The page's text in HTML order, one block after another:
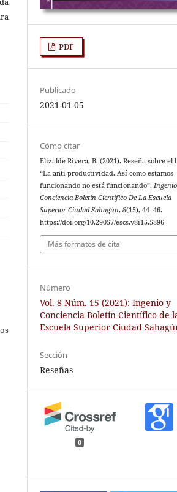
PDF
Publicado
2021-01-05
Cómo citar
Elizalde Rivera, B. (2021). Reseña sobre el
“La anti-productividad. Así como estamos
funcionando no está funcionando”.
Conciencia Boletín Científico De La Escuela
Superior Ciudad Sahagún,8(15), 44–46.
https://doi.org/10.29057/escs.v8i15.5896
Más formatos de cita
Número
Vol. 8 Núm. 15 (2021): Ingenio y
Conciencia Boletín Científico de
Escuela Superior Ciudad
Sección
Reseñas
0